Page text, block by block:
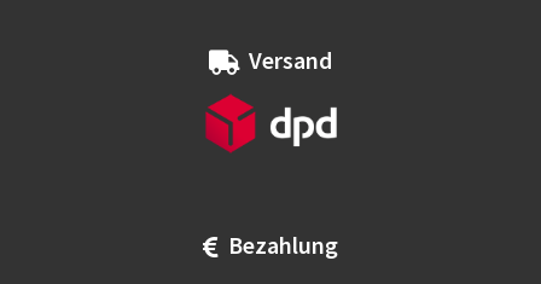
Versand
Bezahlung